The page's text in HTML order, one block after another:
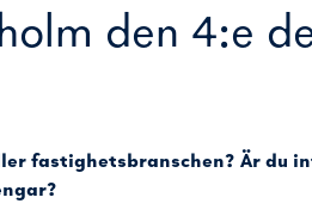
den 4:e
fastighetsbranschen? Är du